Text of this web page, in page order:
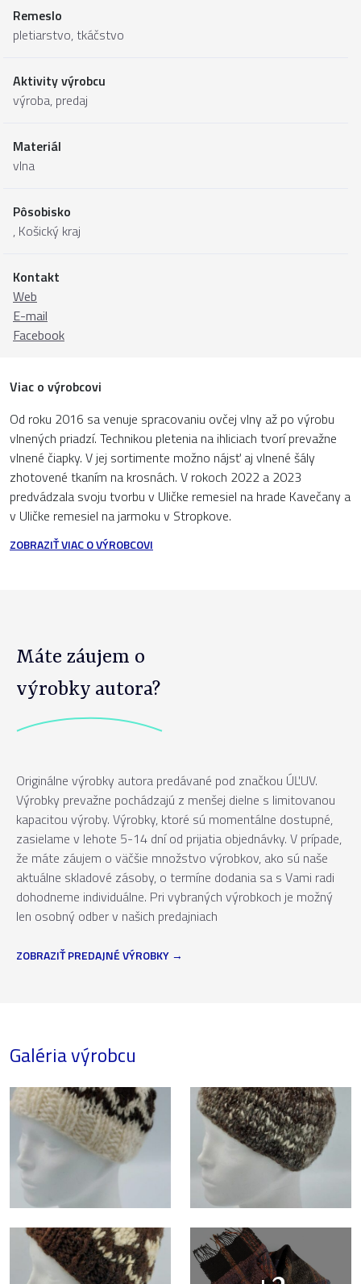
Remeslo
pletiarstvo, tkáčstvo
Aktivity výrobcu
výroba, predaj
Materiál
vlna
Pôsobisko
, Košický kraj
Kontakt
Web
E-mail
Facebook
Viac o výrobcovi
Od roku 2016 sa venuje spracovaniu ovčej vlny až po výrobu
vlnených priadzí. Technikou pletenia na ihliciach tvorí prevažne
vlnené čiapky. V jej sortimente možno nájsť aj vlnené šály
zhotovené tkaním na krosnách. V rokoch 2022 a 2023
predvádzala svoju tvorbu v Uličke remesiel na hrade Kavečany a
v Uličke remesiel na jarmoku v Stropkove.
ZOBRAZIŤ VIAC O VÝROBCOVI
Máte záujem o
výrobky autora?
Originálne výrobky autora predávané pod značkou ÚĽUV.
Výrobky prevažne pochádzajú z menšej dielne s limitovanou
kapacitou výroby. Výrobky, ktoré sú momentálne dostupné,
zasielame v lehote 5-14 dní od prijatia objednávky. V prípade,
že máte záujem o väčšie množstvo výrobkov, ako sú naše
aktuálne skladové zásoby, o termíne dodania sa s Vami radi
dohodneme individuálne. Pri vybraných výrobkoch je možný
len osobný odber v našich predajniach
ZOBRAZIŤ PREDAJNÉ VÝROBKY
Galéria výrobcu